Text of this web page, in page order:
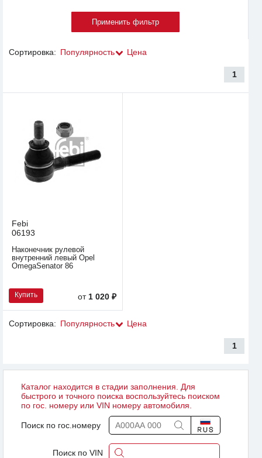
Сортировка: Популярность Цена
1
Febi
06193
Наконечник рулевой
внутренний левый Opel
OmegaSenator 86
Купить от 1 020 ₽
Сортировка: Популярность Цена
1
Каталог находится в стадии заполнения. Для
быстрого и точного поиска воспользуйтесь поиском
по гос. номеру или VIN номеру автомобиля.
Поиск по гос.номеру
Поиск по VIN